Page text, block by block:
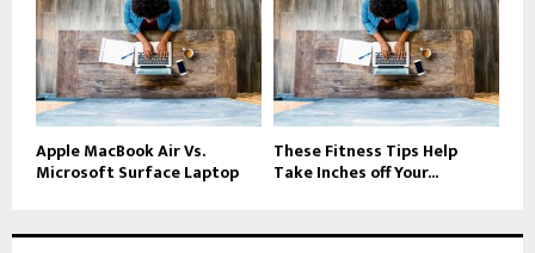
Apple MacBook Air Vs.
Microsoft Surface Laptop
These Fitness Tips Help
Take Inches off Your...